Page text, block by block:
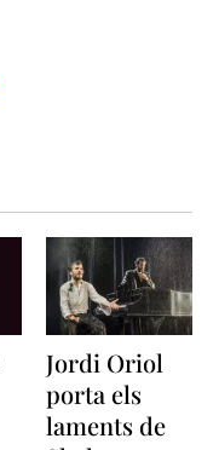
Jordi Oriol
porta els
laments de